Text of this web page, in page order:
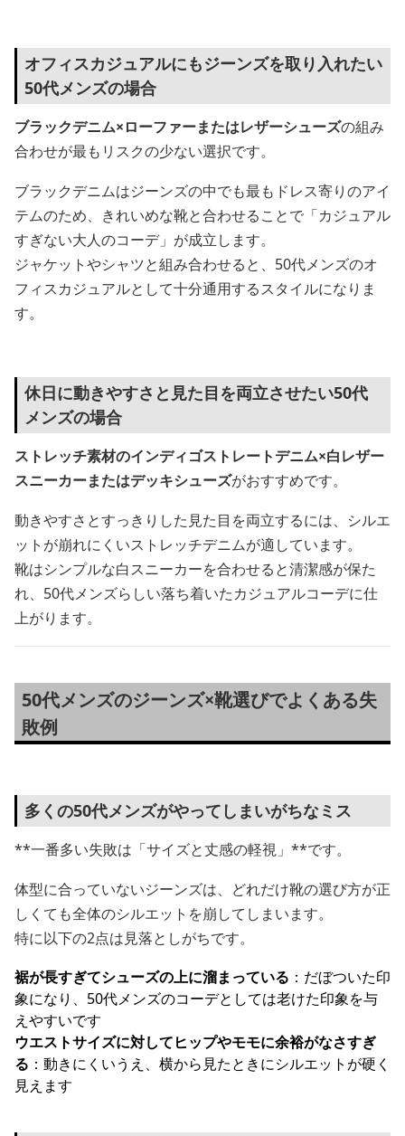
オフィスカジュアルにもジーンズを取り入れたい
50代メンズの場合
ブラックデニム×ローファーまたはレザーシューズの組み
合わせが最もリスクの少ない選択です。
ブラックデニムはジーンズの中でも最もドレス寄りのアイ
テムのため、きれいめな靴と合わせることで「カジュアル
すぎない大人のコーデ」が成立します。
ジャケットやシャツと組み合わせると、50代メンズのオ
フィスカジュアルとして十分通用するスタイルになりま
す。
休日に動きやすさと見た目を両立させたい50代
メンズの場合
ストレッチ素材のインディゴストレートデニム×白レザー
スニーカーまたはデッキシューズがおすすめです。
動きやすさとすっきりした見た目を両立するには、シルエ
ットが崩れにくいストレッチデニムが適しています。
靴はシンプルな白スニーカーを合わせると清潔感が保た
れ、50代メンズらしい落ち着いたカジュアルコーデに仕
上がります。
50代メンズのジーンズ×靴選びでよくある失
敗例
多くの50代メンズがやってしまいがちなミス
**一番多い失敗は「サイズと丈感の軽視」**です。
体型に合っていないジーンズは、どれだけ靴の選び方が正
しくても全体のシルエットを崩してしまいます。
特に以下の2点は見落としがちです。
裾が長すぎてシューズの上に溜まっている ：だぼついた印
象になり、50代メンズのコーデとしては老けた印象を与
えやすいです
ウエストサイズに対してヒップやモモに余裕がなさすぎ
る ：動きにくいうえ、横から見たときにシルエットが硬く
見えます